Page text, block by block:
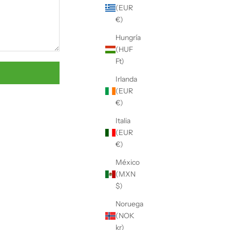
(EUR
€)
Hungría
(HUF
Ft)
Irlanda
(EUR
€)
Italia
(EUR
€)
México
(MXN
$)
Noruega
(NOK
kr)